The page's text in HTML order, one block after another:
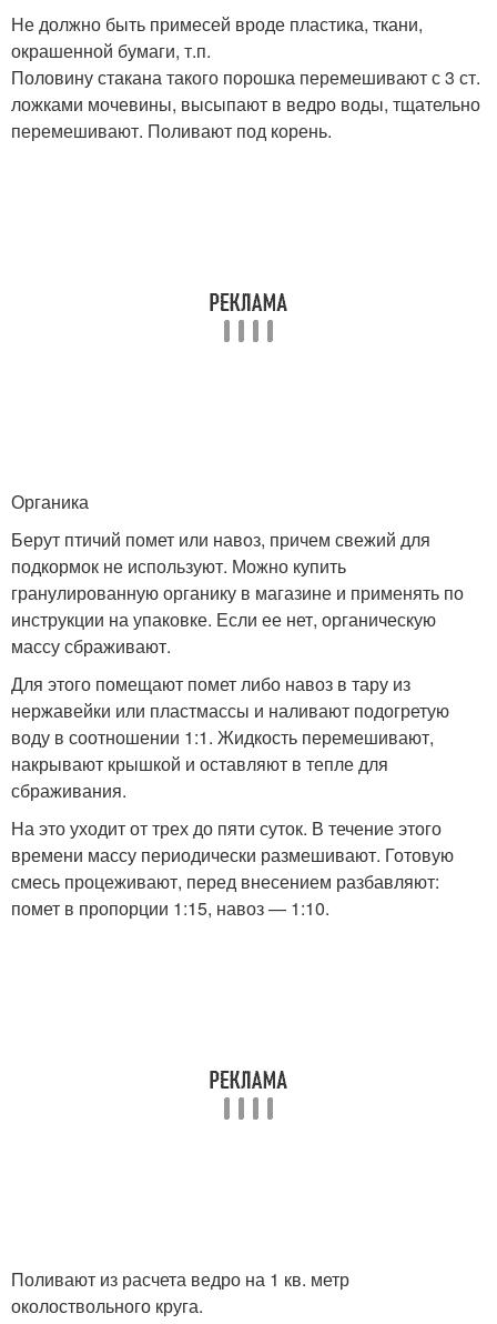
Не должно быть примесей вроде пластика, ткани,
окрашенной бумаги, т.п.
Половину стакана такого порошка перемешивают с 3 ст.
ложками мочевины, высыпают в ведро воды, тщательно
перемешивают. Поливают под корень.
Органика
Берут птичий помет или навоз, причем свежий для
подкормок не используют. Можно купить
гранулированную органику в магазине и применять по
инструкции на упаковке. Если ее нет, органическую
массу сбраживают.
Для этого помещают помет либо навоз в тару из
нержавейки или пластмассы и наливают подогретую
воду в соотношении 1:1. Жидкость перемешивают,
накрывают крышкой и оставляют в тепле для
сбраживания.
На это уходит от трех до пяти суток. В течение этого
времени массу периодически размешивают. Готовую
смесь процеживают, перед внесением разбавляют:
помет в пропорции 1:15, навоз — 1:10.
Поливают из расчета ведро на 1 кв. метр
околоствольного круга.